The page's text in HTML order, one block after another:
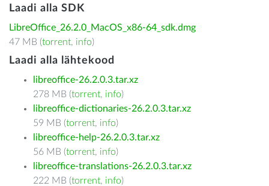
Laadi alla SDK
LibreOffice_26.2.0_MacOS_x86-64_sdk.dmg
47 MB (torrent, info)
Laadi alla lähtekood
libreoffice-26.2.0.3.tar.xz
278 MB (torrent, info)
libreoffice-dictionaries-26.2.0.3.tar.xz
59 MB (torrent, info)
libreoffice-help-26.2.0.3.tar.xz
56 MB (torrent, info)
libreoffice-translations-26.2.0.3.tar.xz
222 MB (torrent, info)